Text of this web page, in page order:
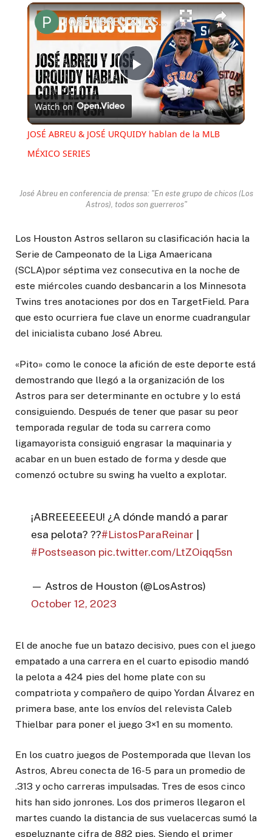
Play Unmute Fullscreen ×
Play
Video
JOSÉ ABREU & JOSÉ URQUIDY hablan de la MLB MÉXICO SERIES
Watch on
JOSÉ ABREU & JOSÉ URQUIDY hablan de la MLB
MÉXICO SERIES
José Abreu en conferencia de prensa: "En este grupo de chicos (Los
Astros), todos son guerreros"
Los Houston Astros sellaron su clasificación hacia la
Serie de Campeonato de la Liga Amaericana
(SCLA)por séptima vez consecutiva en la noche de
este miércoles cuando desbancarin a los Minnesota
Twins tres anotaciones por dos en TargetField. Para
que esto ocurriera fue clave un enorme cuadrangular
del inicialista cubano José Abreu.
«Pito» como le conoce la afición de este deporte está
demostrando que llegó a la organización de los
Astros para ser determinante en octubre y lo está
consiguiendo. Después de tener que pasar su peor
temporada regular de toda su carrera como
ligamayorista consiguió engrasar la maquinaria y
acabar en un buen estado de forma y desde que
comenzó octubre su swing ha vuelto a explotar.
¡ABREEEEEEU! ¿A dónde mandó a parar
esa pelota? ??#ListosParaReinar
#Postseason pic.twitter.com/LtZOiqq5sn
— Astros de Houston (@LosAstros)
October 12, 2023
El de anoche fue un batazo decisivo, pues con el juego
empatado a una carrera en el cuarto episodio mandó
la pelota a 424 pies del home plate con su
compatriota y compañero de quipo Yordan Álvarez en
primera base, ante los envíos del relevista Caleb
Thielbar para poner el juego 3×1 en su momento.
En los cuatro juegos de Postemporada que llevan los
Astros, Abreu conecta de 16-5 para un promedio de
.313 y ocho carreras impulsadas. Tres de esos cinco
hits han sido jonrones. Los dos primeros llegaron el
martes cuando la distancia de sus vuelacercas sumó la
espeluznante cifra de 882 pies. Siendo el primer